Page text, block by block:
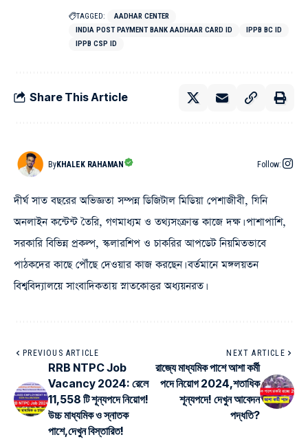
TAGGED:
AADHAR CENTER
INDIA POST PAYMENT BANK AADHAAR CARD ID
IPPB BC ID
IPPB CSP ID
Share This Article
ByKHALEK RAHAMAN Follow:
দীর্ঘ সাত বছরের অভিজ্ঞতা সম্পন্ন ডিজিটাল মিডিয়া পেশাজীবী, যিনি
অনলাইন কন্টেন্ট তৈরি, গণমাধ্যম ও তথ্যসংক্রান্ত কাজে দক্ষ। পাশাপাশি,
সরকারি বিভিন্ন প্রকল্প, স্কলারশিপ ও চাকরির আপডেট নিয়মিতভাবে
পাঠকদের কাছে পৌঁছে দেওয়ার কাজ করছেন। বর্তমানে মঙ্গলয়তন
বিশ্ববিদ্যালয়ে সাংবাদিকতায় স্নাতকোত্তর অধ্যয়নরত।
PREVIOUS ARTICLE
RRB NTPC Job
Vacancy 2024: রেলে
11,558 টি শূন্যপদে নিয়োগ!
উচ্চ মাধ্যমিক ও স্নাতক
পাশে,দেখুন বিস্তারিত!
NEXT ARTICLE
রাজ্যে মাধ্যমিক পাশে আশা কর্মী
পদে নিয়োগ 2024,শতাধিক
শূন্যপদে! দেখুন আবেদন
পদ্ধতি?